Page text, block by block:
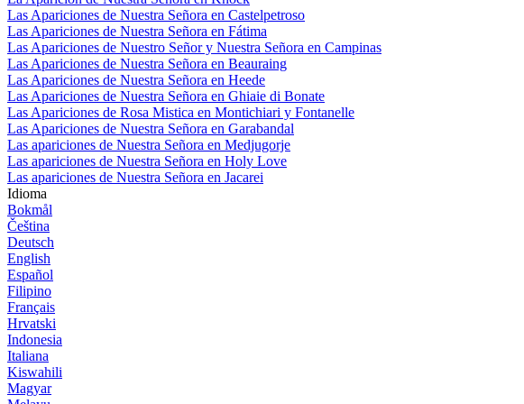
Las Apariciones de Nuestra Señora en Castelpetroso
Las Apariciones de Nuestra Señora en Fátima
Las Apariciones de Nuestro Señor y Nuestra Señora en Campinas
Las Apariciones de Nuestra Señora en Beauraing
Las Apariciones de Nuestra Señora en Heede
Las Apariciones de Nuestra Señora en Ghiaie di Bonate
Las Apariciones de Rosa Mistica en Montichiari y Fontanelle
Las Apariciones de Nuestra Señora en Garabandal
Las apariciones de Nuestra Señora en Medjugorje
Las apariciones de Nuestra Señora en Holy Love
Las apariciones de Nuestra Señora en Jacarei
Idioma
Bokmål
Čeština
Deutsch
English
Español
Filipino
Français
Hrvatski
Indonesia
Italiana
Kiswahili
Magyar